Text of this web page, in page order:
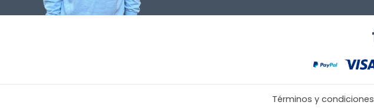
Términos y condiciones